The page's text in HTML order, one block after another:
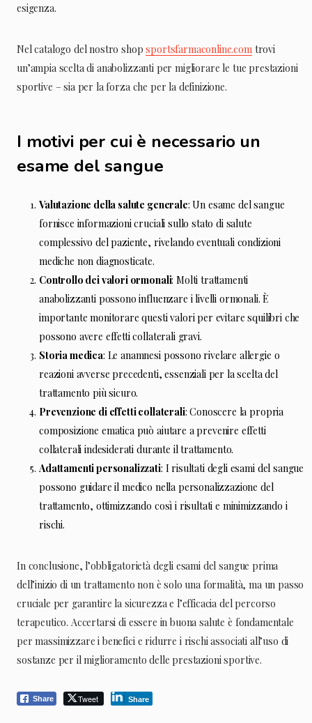
esigenza.
Nel catalogo del nostro shopsportsfarmaconline.comtrovi
un’ampia scelta di anabolizzanti per migliorare le tue prestazioni
sportive – sia per la forza che per la definizione.
I motivi per cui è necessario un
esame del sangue
Valutazione della salute generale: Un esame del sangue
fornisce informazioni cruciali sullo stato di salute
complessivo del paziente, rivelando eventuali condizioni
mediche non diagnosticate.
Controllo dei valori ormonali: Molti trattamenti
anabolizzanti possono influenzare i livelli ormonali. È
importante monitorare questi valori per evitare squilibri che
possono avere effetti collaterali gravi.
Storia medica: Le anamnesi possono rivelare allergie o
reazioni avverse precedenti, essenziali per la scelta del
trattamento più sicuro.
Prevenzione di effetti collaterali: Conoscere la propria
composizione ematica può aiutare a prevenire effetti
collaterali indesiderati durante il trattamento.
Adattamenti personalizzati: I risultati degli esami del sangue
possono guidare il medico nella personalizzazione del
trattamento, ottimizzando così i risultati e minimizzando i
rischi.
In conclusione, l’obbligatorietà degli esami del sangue prima
dell’inizio di un trattamento non è solo una formalità, ma un passo
cruciale per garantire la sicurezza e l’efficacia del percorso
terapeutico. Accertarsi di essere in buona salute è fondamentale
per massimizzare i benefici e ridurre i rischi associati all’uso di
sostanze per il miglioramento delle prestazioni sportive.
Share Tweet Share